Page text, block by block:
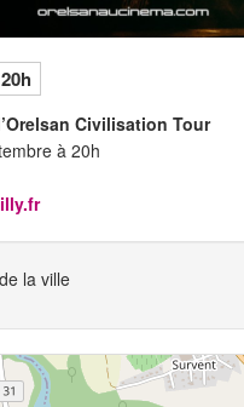
Civilisation Tour
à 20h
la ville